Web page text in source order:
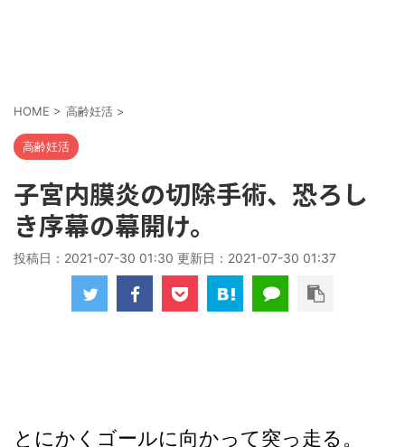
HOME > 高齢妊活 >
高齢妊活
子宮内膜炎の切除手術、恐ろし
き序幕の幕開け。
投稿日：2021-07-30 01:30 更新日： 2021-07-30 01:37
とにかくゴールに向かって突っ走る。